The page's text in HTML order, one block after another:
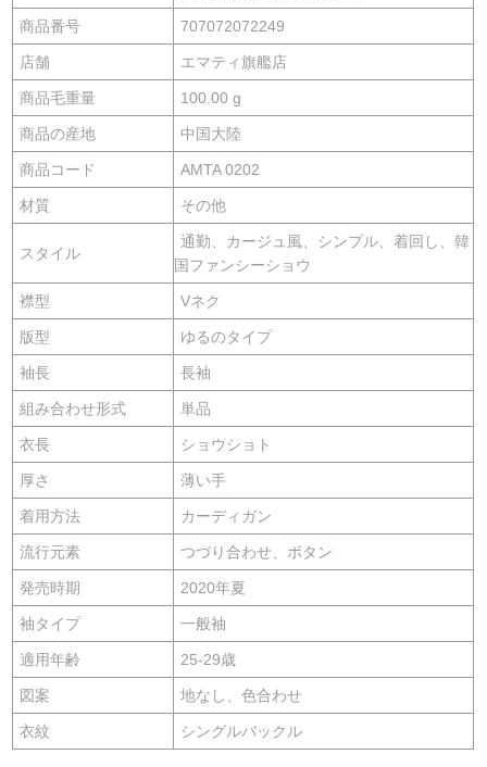
商品番号 707072072249
店舗 エマティ旗艦店
商品毛重量 100.00 g
商品の産地 中国大陸
商品コード AMTA 0202
材質 その他
スタイル
通勤、カージュ風、シンプル、着回し、韓
国ファンシーショウ
襟型 Vネク
版型 ゆるのタイプ
袖長 長袖
組み合わせ形式 単品
衣長 ショウショト
厚さ 薄い手
着用方法 カーディガン
流行元素 つづり合わせ、ボタン
発売時期 2020年夏
袖タイプ 一般袖
適用年齢 25-29歳
図案 地なし、色合わせ
衣紋 シングルバックル